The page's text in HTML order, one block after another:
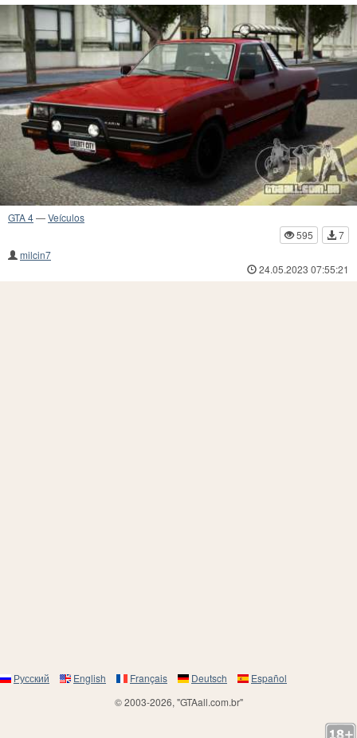
GTA 4—Veículos
595
7
milcin7
24.05.2023 07:55:21
Русский English Français Deutsch
Español
© 2003-2026, "GTAall.com.br"